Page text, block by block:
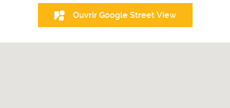
Ouvrir Google Street View